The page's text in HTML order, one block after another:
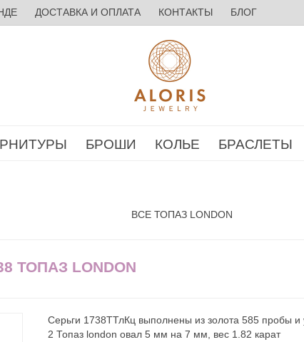
ДОСТАВКА И ОПЛАТА КОНТАКТЫ БЛОГ
БРОШИ КОЛЬЕ БРАСЛЕТЫ
ВСЕ ТОПАЗ LONDON
ТОПАЗ LONDON
Серьги 1738ТТлКц выполнены из золота 585 пробы
2 Топаз london овал 5 мм на 7 мм, вес 1.82 карат